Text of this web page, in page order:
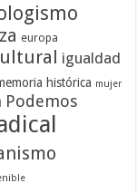
europa
igualdad
histórica mujer
Podemos